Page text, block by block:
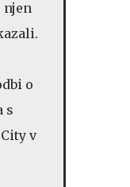
njen
o
s
v